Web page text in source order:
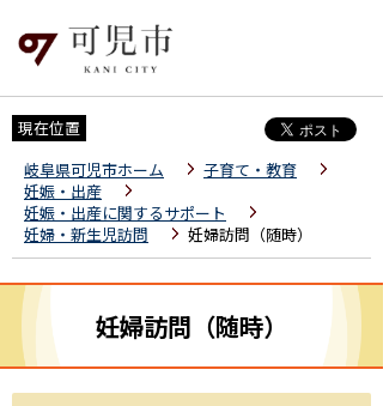
現在位置
岐阜県可児市ホーム
子育て・教育
妊娠・出産
妊娠・出産に関するサポート
妊婦・新生児訪問
妊婦訪問（随時）
妊婦訪問（随時）